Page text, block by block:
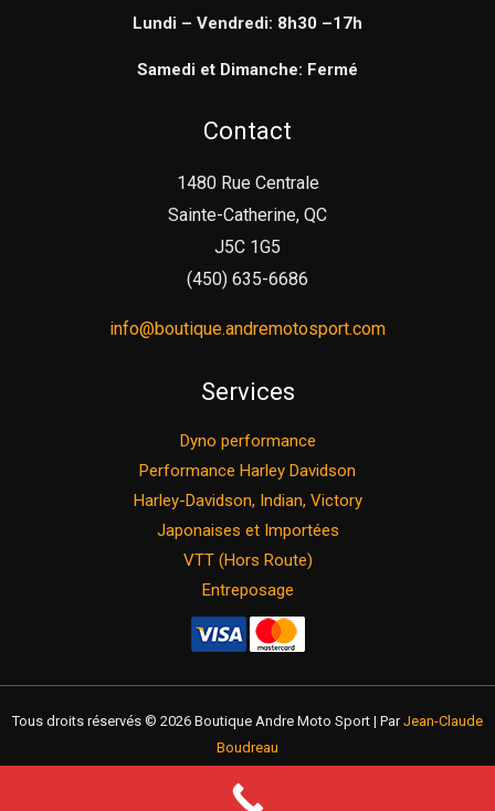
Lundi – Vendredi: 8h30 –17h
Samedi et Dimanche: Fermé
Contact
1480 Rue Centrale
Sainte-Catherine, QC
J5C 1G5
(450) 635-6686
info@boutique.andremotosport.com
Services
Dyno performance
Performance Harley Davidson
Harley-Davidson, Indian, Victory
Japonaises et Importées
VTT (Hors Route)
Entreposage
Tous droits réservés © 2026 Boutique Andre Moto Sport | ParJean-Claude
Boudreau
Privacy policy